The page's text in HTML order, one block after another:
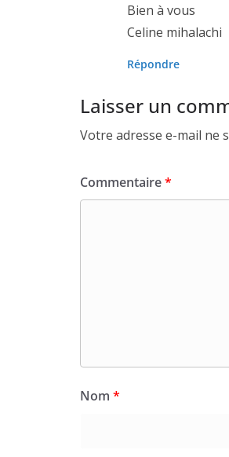
Bien à vous
Celine mihalachi
Répondre
Laisser un
Votre adresse e-mail ne
Commentaire*
Nom *